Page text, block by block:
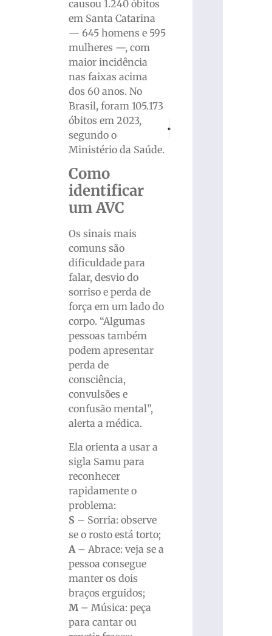
causou 1.240 óbitos
em Santa Catarina
— 645 homens e 595
mulheres —, com
maior incidência
nas faixas acima
dos 60 anos. No
Brasil, foram 105.173
óbitos em 2023,
segundo o
Ministério da Saúde.
Como
identificar
um AVC
Os sinais mais
comuns são
dificuldade para
falar, desvio do
sorriso e perda de
força em um lado do
corpo. “Algumas
pessoas também
podem apresentar
perda de
consciência,
convulsões e
confusão mental”,
alerta a médica.
Ela orienta a usar a
sigla Samu para
reconhecer
rapidamente o
problema:
S – Sorria: observe
se o rosto está torto;
A – Abrace: veja se a
pessoa consegue
manter os dois
braços erguidos;
M – Música: peça
para cantar ou